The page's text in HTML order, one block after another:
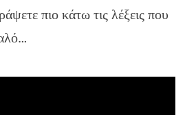
πιο κάτω τις λέξεις που